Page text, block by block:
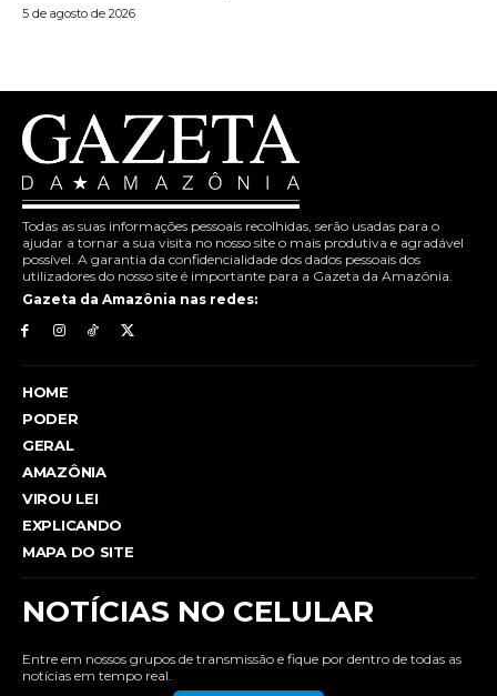
5 de agosto de 2026
Todas as suas informações pessoais recolhidas, serão usadas para o
ajudar a tornar a sua visita no nosso site o mais produtiva e agradável
possível. A garantia da confidencialidade dos dados pessoais dos
utilizadores do nosso site é importante para a Gazeta da Amazônia.
Gazeta da Amazônia nas redes:
HOME
PODER
GERAL
AMAZÔNIA
VIROU LEI
EXPLICANDO
MAPA DO SITE
NOTÍCIAS NO CELULAR
Entre em nossos grupos de transmissão e fique por dentro de todas as
notícias em tempo real.